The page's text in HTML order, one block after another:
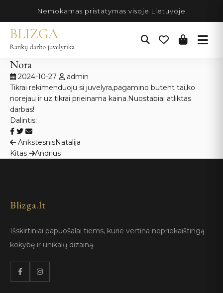
turinio
Nemokamas pristatymas visoje Lietuvoje
Nora
2024-10-27
admin
Tikrai rekimenduoju si juvelyra,pagamino butent tai,ko
norejau ir uz tikrai prieinama kaina.Nuostabiai atliktas
darbas!
Dalintis:
Navigacija
tarp
AnkstesnisNatalija
Kitas
Andrius
Blizga.lt
Išskirtiniai papuošalai tiems, kurie vertina nepriekaištingą
kokybę ir unikalų dizainą.